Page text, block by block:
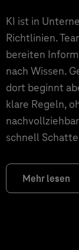
KI ist in
Richtlinien.
bereiten
nach Wissen.
dort beginnt
klare Regeln,
schnell
Mehr lesen